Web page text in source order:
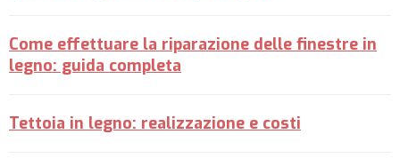
Come effettuare la riparazione delle finestre in
legno: guida completa
Tettoia in legno: realizzazione e costi